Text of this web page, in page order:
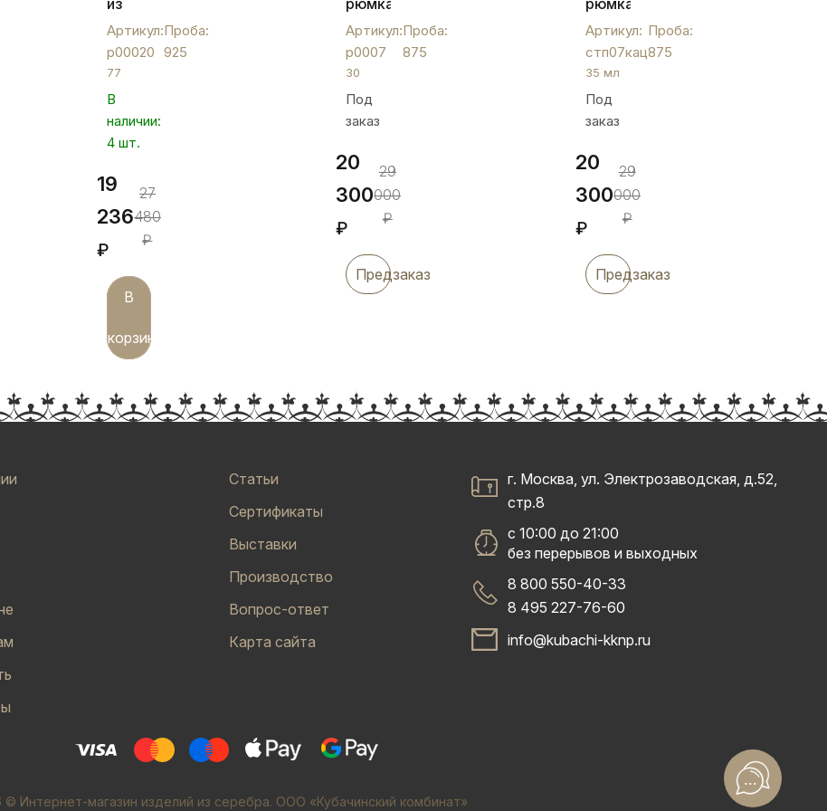
серебра
на
низкой
ножке
"Лазер",
р00020
Артикул:
р00020
Проба:
925
77
В
наличии:
4 шт.
19
236
₽
27
480
₽
В
корзину
из
серебра,
р0007
Артикул:
р0007
Проба:
875
30
Под
заказ
20
300
₽
29
000
₽
Предзаказ
«Кубачи»,
стп07кац
Артикул:
стп07кац
Проба:
875
35 мл
Под
заказ
20
300
₽
29
000
₽
Предзаказ
Статьи
Сертификаты
Выставки
Производство
Вопрос-ответ
Карта сайта
г. Москва, ул. Электрозаводская, д.52,
стр.8
с 10:00 до 21:00
без перерывов и выходных
8 800 550-40-33
8 495 227-76-60
info@kubachi-kknp.ru
© Интернет-магазин изделий из серебра. ООО «Кубачинский комбинат»